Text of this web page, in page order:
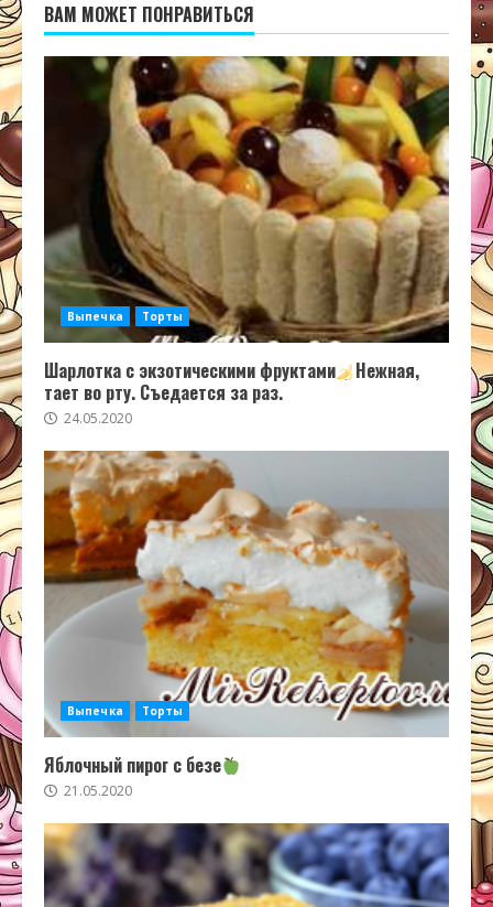
ВАМ МОЖЕТ ПОНРАВИТЬСЯ
Выпечка Торты
Шарлотка с экзотическими фруктами
Нежная,
тает во рту. Съедается за раз.
24.05.2020
Выпечка Торты
Яблочный пирог с безе
21.05.2020